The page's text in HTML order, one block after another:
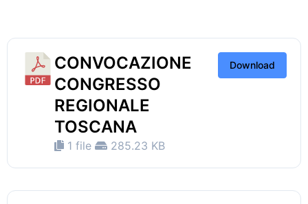
CONVOCAZIONE
CONGRESSO
REGIONALE
TOSCANA
1 file 285.23 KB
Download